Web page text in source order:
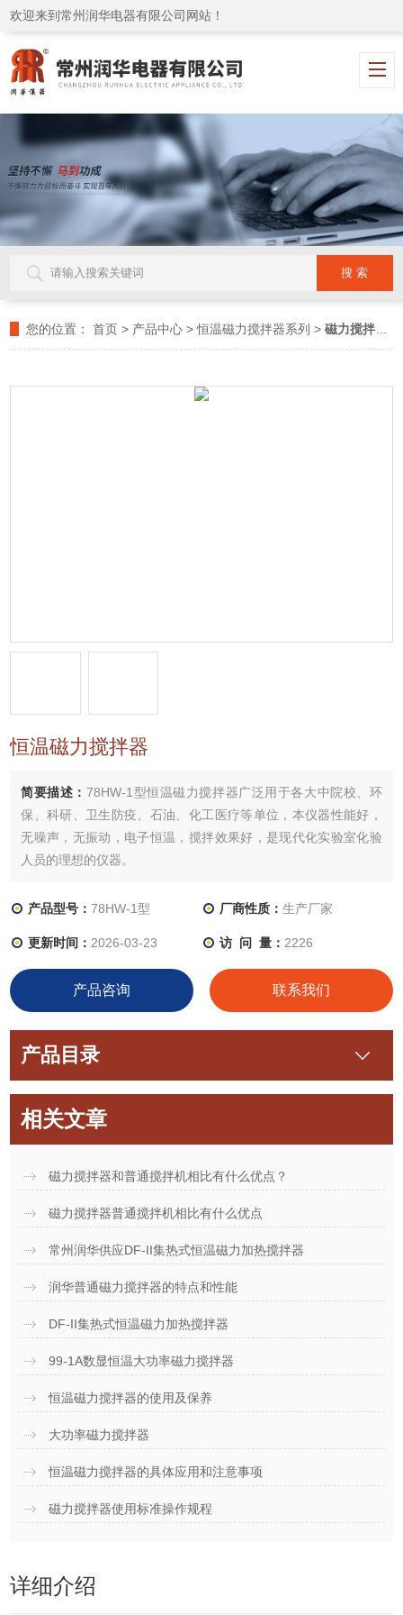
欢迎来到常州润华电器有限公司网站！
您的位置： 首页 > 产品中心 >恒温磁力搅拌器系列 >磁力搅拌器
恒温磁力搅拌器
简要描述：78HW-1型恒温磁力搅拌器广泛用于各大中院校、环
保、科研、卫生防疫、石油、化工医疗等单位，本仪器性能好，
无噪声，无振动，电子恒温，搅拌效果好，是现代化实验室化验
人员的理想的仪器。
产品型号：78HW-1型 厂商性质： 生产厂家
更新时间： 2026-03-23 访 问 量： 2226
产品咨询 联系我们
产品目录
相关文章
磁力搅拌器和普通搅拌机相比有什么优点？
磁力搅拌器普通搅拌机相比有什么优点
常州润华供应DF-II集热式恒温磁力加热搅拌器
润华普通磁力搅拌器的特点和性能
DF-II集热式恒温磁力加热搅拌器
99-1A数显恒温大功率磁力搅拌器
恒温磁力搅拌器的使用及保养
大功率磁力搅拌器
恒温磁力搅拌器的具体应用和注意事项
磁力搅拌器使用标准操作规程
详细介绍